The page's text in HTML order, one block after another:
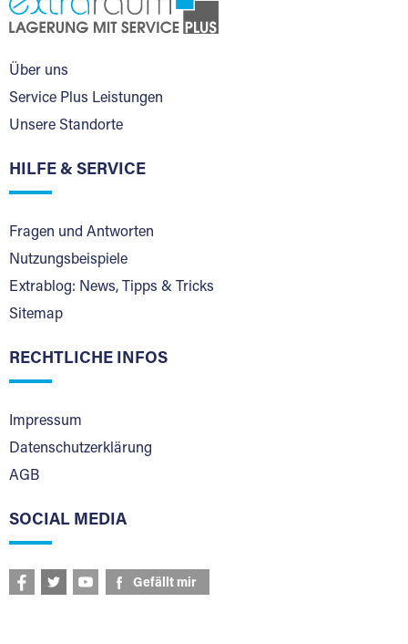
Über uns
Service Plus Leistungen
Unsere Standorte
HILFE & SERVICE
Fragen und Antworten
Nutzungsbeispiele
Extrablog: News, Tipps & Tricks
Sitemap
RECHTLICHE INFOS
Impressum
Datenschutzerklärung
AGB
SOCIAL MEDIA
Gefällt mir